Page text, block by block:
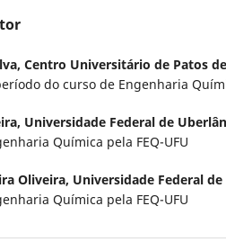
Centro Universitário de Patos
do curso de Engenharia
Universidade Federal de
Química pela FEQ-UFU
Oliveira, Universidade Federal
Química pela FEQ-UFU